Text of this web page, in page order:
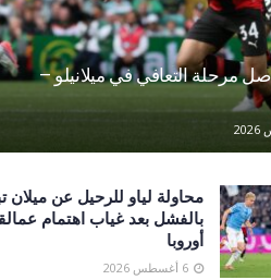
مرحلة التعافي في ميلانيلو –
محاولة لياو للرحيل عن ميلان
بالفشل بعد غياب اهتمام
أوروبا